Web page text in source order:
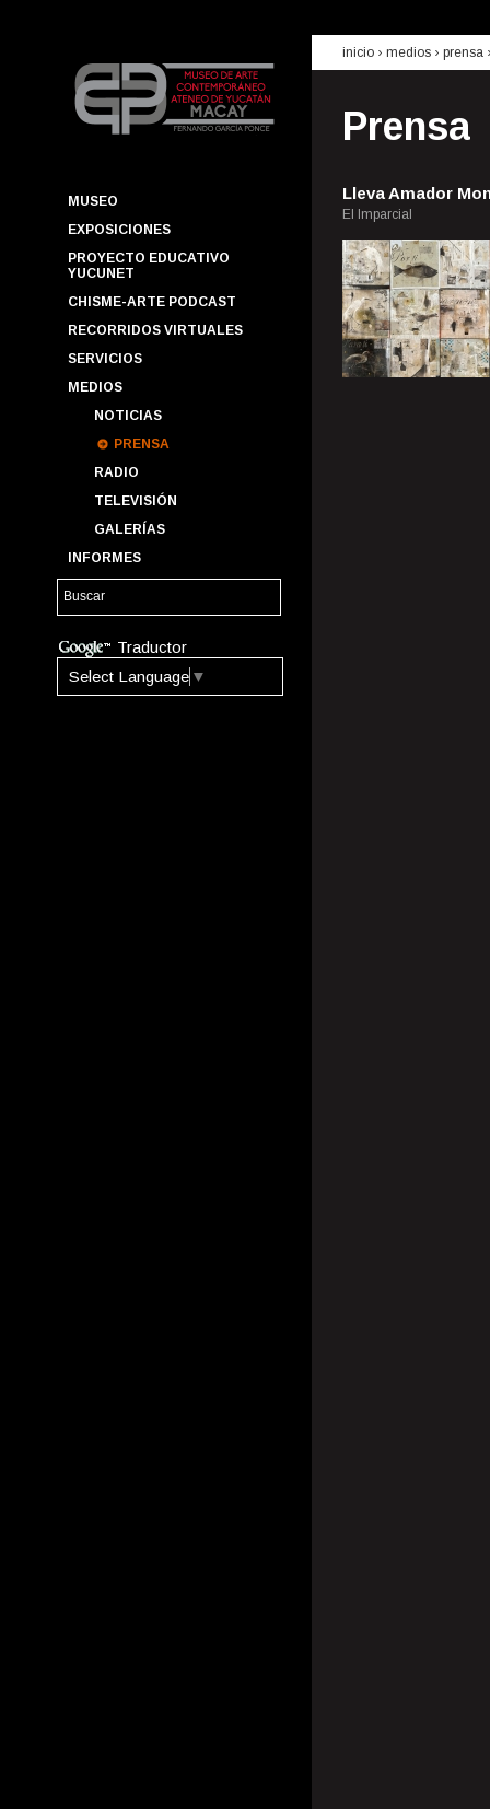
MUSEO
EXPOSICIONES
PROYECTO EDUCATIVO
YUCUNET
CHISME-ARTE PODCAST
RECORRIDOS VIRTUALES
SERVICIOS
MEDIOS
NOTICIAS
PRENSA
RADIO
TELEVISIÓN
GALERÍAS
INFORMES
Traductor
Select Language ▼
inicio › medios › prensa
Prensa
Lleva Amador
El Imparcial